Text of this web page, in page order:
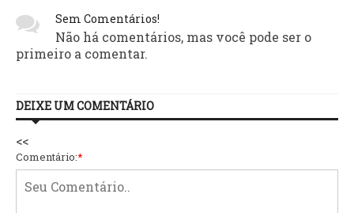
Sem Comentários!
Não há comentários, mas você pode ser o
primeiro a comentar.
DEIXE UM COMENTÁRIO
<<
Comentário:*